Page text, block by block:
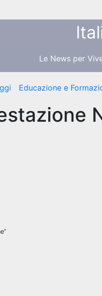
Le News per
Educazione e